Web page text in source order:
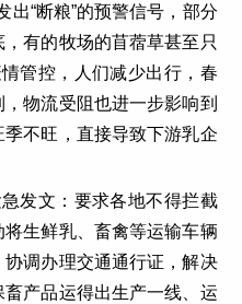
“断粮”的预警信号，部分
有的牧场的苜蓿草甚至只
管控，人们减少出行，春
物流受阻也进一步影响到
不旺，直接导致下游乳企
文：要求各地不得拦截
生鲜乳、畜禽等运输车辆
调办理交通通行证，解决
产品运得出生产一线、运